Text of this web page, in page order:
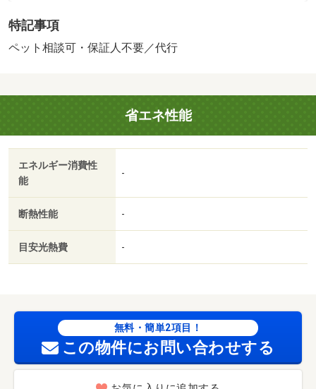
途実費］更新事務手数料 ２２，０００円がかかります。
契約時にクリーニング費８０，０００円、鍵セット費３，
レ別／エアコン／クロゼット／フローリング／シャワー付
洗面台／ＴＶインターホン／浴室乾燥機／室内洗濯置／シ
ューズボックス／システムキッチン／追焚機能浴室／温水
洗浄便座／洗面所独立／洗面化粧台／駐輪場／宅配ボック
ス／ＣＡＴＶ／即入居可／敷金不要／対面式キッチン／防
犯カメラ／ペット相談／ＩＨクッキングヒーター／照明付
人入居相談／全居室フローリング／２沿線利用可／物置／
ネット使用料不要／床下収納／２４時間換気システム／複
層ガラス／サンルーム／２駅利用可／駅徒歩１０分以内／
園・保育園）まで２１９ｍ／バロー窪新店（スーパー）ま
で２１７ｍ／ローソン（コンビニ）まで２９７ｍ／セブン
イレブン（コンビニ）まで６４６ｍ／奥田中学校（中学
校）まで５３４ｍ／ファミリーマート（コンビニ）まで７
９３ｍ/賃貸戸数:10戸
特記事項
ペット相談可・保証人不要／代行
省エネ性能
エネルギー消費性
能
-
断熱性能 -
目安光熱費 -
無料・簡単2項目！
この物件にお問い合わせする